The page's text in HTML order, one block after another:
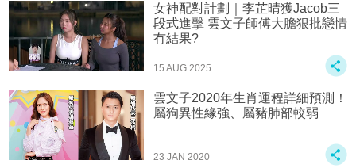
女神配對計劃｜李芷晴獲Jacob三
段式進擊 雲文子師傅大膽狠批戀情
冇結果?
15 AUG 2025
雲文子2020年生肖運程詳細預測！
屬狗異性緣強、屬豬肺部較弱
23 JAN 2020